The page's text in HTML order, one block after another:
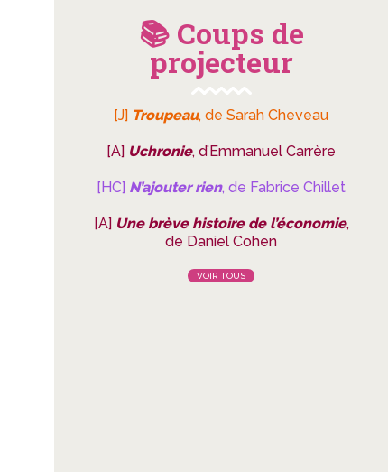
📚 Coups de
projecteur
[J] Troupeau, de Sarah Cheveau
[A] Uchronie, d’Emmanuel Carrère
[HC] N’ajouter rien, de Fabrice Chillet
[A] Une brève histoire de l’économie,
de Daniel Cohen
VOIR TOUS